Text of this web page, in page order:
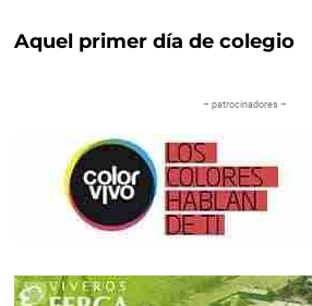
Aquel primer día de colegio
– patrocinadores –